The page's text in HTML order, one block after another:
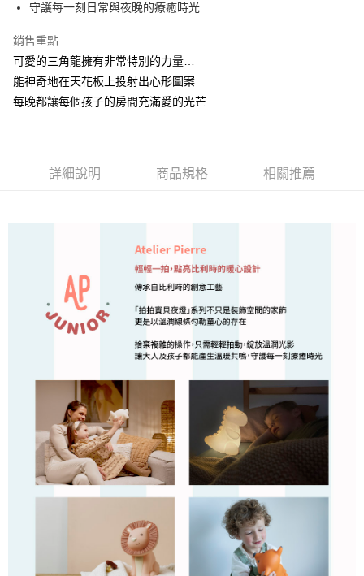
新航貨運-外島(每件)
每筆NT$450
守護每一刻日常與夜晚的療癒時光
銷售重點
可愛的三角龍擁有非常特別的力量…
能神奇地在天花板上投射出心形圖案
每晚都讓每個孩子的房間充滿愛的光芒
詳細說明 商品規格 相關推薦